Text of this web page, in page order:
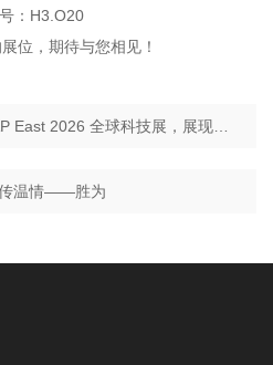
：H3.O20
位，期待与您相见！
传温情——胜为